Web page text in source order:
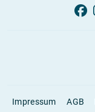
Impressum AGB